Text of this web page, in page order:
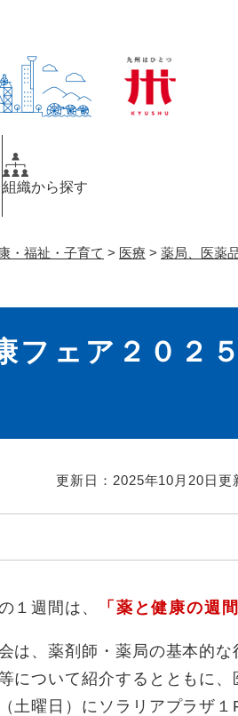
組織から探す
・福祉・子育て > 医療 > 薬局、医薬
フェア２０２
更新日：2025年10月20日更
１週間は、 「薬と健康の週間
、薬剤師・薬局の基本的な
について紹介するとともに
土曜日）にソラリアプラザ